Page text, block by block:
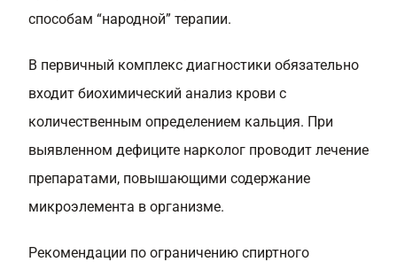
способам “народной” терапии.
В первичный комплекс диагностики обязательно
входит биохимический анализ крови с
количественным определением кальция. При
выявленном дефиците нарколог проводит лечение
препаратами, повышающими содержание
микроэлемента в организме.
Рекомендации по ограничению спиртного